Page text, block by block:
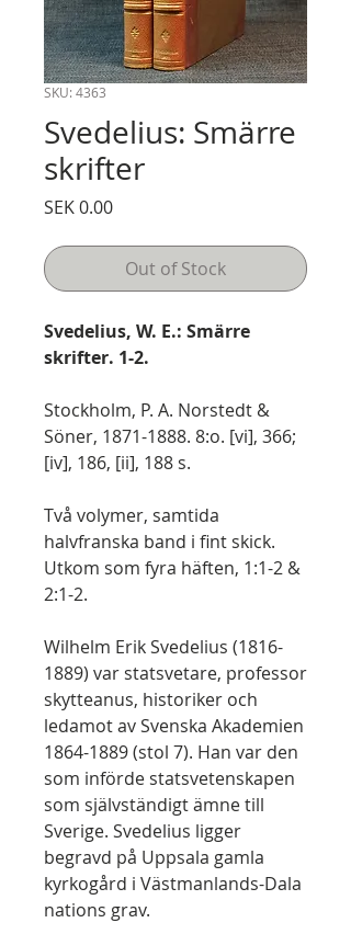
SKU: 4363
Svedelius: Smärre
skrifter
SEK 0.00Price
Out of Stock
Svedelius, W. E.: Smärre
skrifter. 1-2.
Stockholm, P. A. Norstedt &
Söner, 1871-1888. 8:o. [vi], 366;
[iv], 186, [ii], 188 s.
Två volymer, samtida
halvfranska band i fint skick.
Utkom som fyra häften, 1:1-2 &
2:1-2.
Wilhelm Erik Svedelius (1816-
1889) var statsvetare, professor
skytteanus, historiker och
ledamot av Svenska Akademien
1864-1889 (stol 7). Han var den
som införde statsvetenskapen
som självständigt ämne till
Sverige. Svedelius ligger
begravd på Uppsala gamla
kyrkogård i Västmanlands-Dala
nations grav.